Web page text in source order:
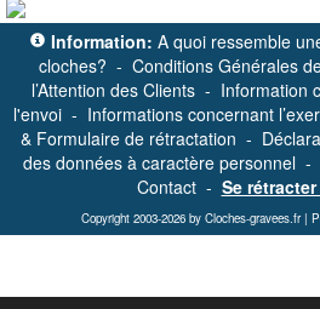
Information: A quoi ressemble
cloches? - Conditions Générales
l’Attention des Clients- Information
l'envoi - Informations concernant
& Formulaire de rétractation -
des données à caractère personnel-
Contact- Se
Copyright 2003-2026 by Cloches-gravees.fr |